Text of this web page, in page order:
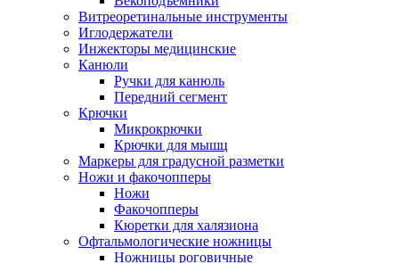
Витреоретинальные инструменты
Иглодержатели
Инжекторы медицинские
Канюли
Ручки для канюль
Передний сегмент
Крючки
Микрокрючки
Крючки для мышц
Маркеры для градусной разметки
Ножи и факочопперы
Ножи
Факочопперы
Кюретки для халязиона
Офтальмологические ножницы
Ножницы роговичные